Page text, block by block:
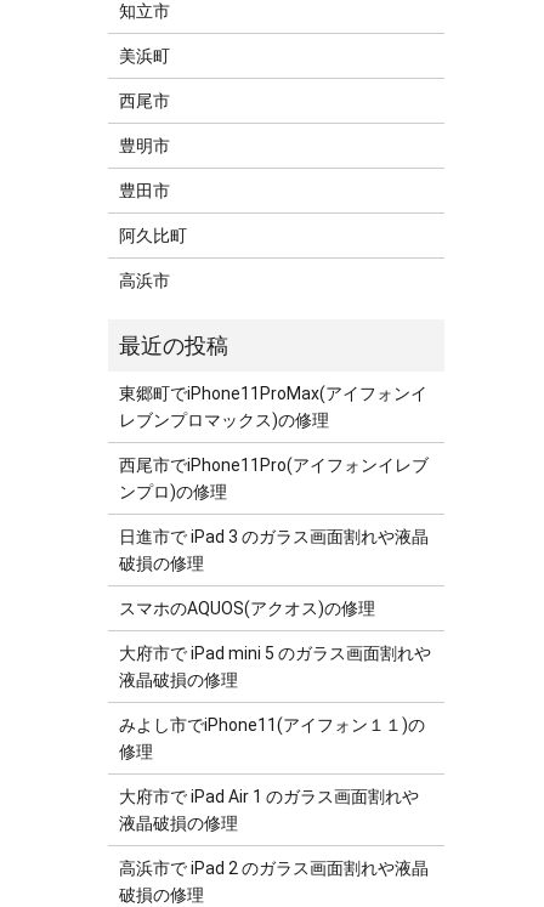
知立市
美浜町
西尾市
豊明市
豊田市
阿久比町
高浜市
東郷町でiPhone11ProMax(アイフォンイ
レブンプロマックス)の修理
西尾市でiPhone11Pro(アイフォンイレブ
ンプロ)の修理
日進市で iPad 3 のガラス画面割れや液晶
破損の修理
スマホのAQUOS(アクオス)の修理
大府市で iPad mini 5 のガラス画面割れや
液晶破損の修理
みよし市でiPhone11(アイフォン１１)の
修理
大府市で iPad Air 1 のガラス画面割れや
液晶破損の修理
高浜市で iPad 2 のガラス画面割れや液晶
破損の修理